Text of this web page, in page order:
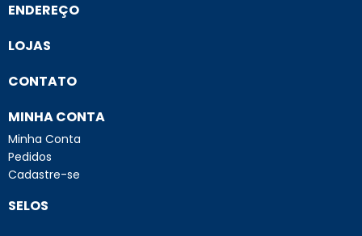
ENDEREÇO
LOJAS
CONTATO
MINHA CONTA
Minha Conta
Pedidos
Cadastre-se
SELOS